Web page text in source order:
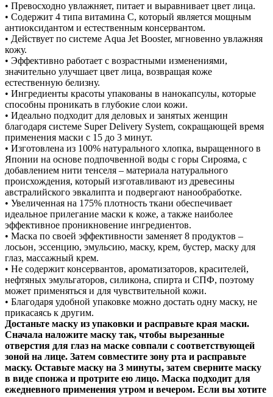
• Превосходно увлажняет, питает и выравнивает цвет лица.
• Содержит 4 типа витамина С, который является мощным
антиоксидантом и естественным консервантом.
• Действует по системе Aqua Jet Booster, мгновенно увлажняя
кожу.
• Эффективно работает с возрастными изменениями,
значительно улучшает цвет лица, возвращая коже
естественную белизну.
• Ингредиенты красоты упакованы в нанокапсулы, которые
способны проникать в глубокие слои кожи.
• Идеально подходит для деловых и занятых женщин
благодаря системе Super Delivery System, сокращающей время
применения маски с 15 до 3 минут.
• Изготовлена из 100% натурального хлопка, выращенного в
Японии на основе подпочвенной воды с горы Сирояма, с
добавлением нити тенселя – материала натурального
происхождения, который изготавливают из древесины
австралийского эвкалипта и подвергают нанообработке.
• Увеличенная на 175% плотность ткани обеспечивает
идеальное прилегание маски к коже, а также наиболее
эффективное проникновение ингредиентов.
• Маска по своей эффективности заменяет 8 продуктов –
лосьон, эссенцию, эмульсию, маску, крем, бустер, маску для
глаз, массажный крем.
• Не содержит консервантов, ароматизаторов, красителей,
нефтяных эмульгаторов, силикона, спирта и СПФ, поэтому
может применяться и для чувствительной кожи.
• Благодаря удобной упаковке можно достать одну маску, не
прикасаясь к другим.
Достаньте маску из упаковки и расправьте края маски.
Сначала наложите маску так, чтобы вырезанные
отверстия для глаз на маске совпали с соответствующей
зоной на лице. Затем совместите зону рта и расправьте
маску. Оставьте маску на 3 минуты, затем сверните маску
в виде спонжа и протрите ею лицо. Маска подходит для
ежедневного применения утром и вечером. Если вы хотите